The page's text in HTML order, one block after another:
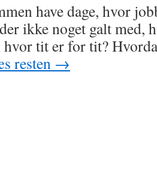
have dage, hvor
ikke noget galt med,
tit er for tit?
resten →